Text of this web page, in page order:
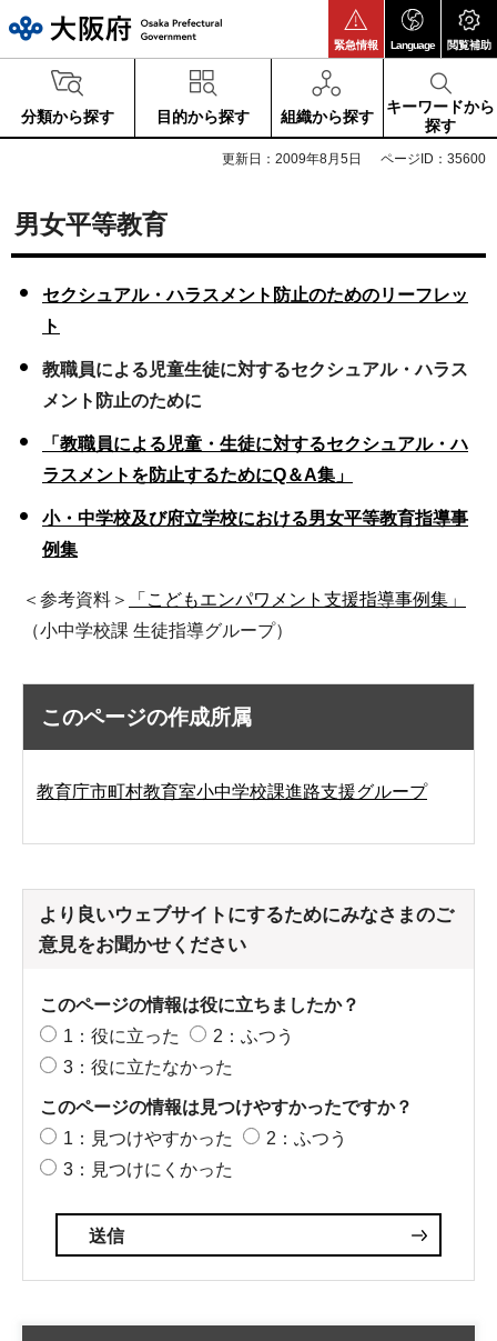
緊急情報 Language 閲覧補助
分類から探す 目的から探す 組織から探す
キーワードから
探す
更新日：2009年8月5日 ページID：35600
男女平等教育
セクシュアル・ハラスメント防止のためのリーフレッ
ト
教職員による児童生徒に対するセクシュアル・ハラス
メント防止のために
「教職員による児童・生徒に対するセクシュアル・ハ
ラスメントを防止するためにQ＆A集」
小・中学校及び府立学校における男女平等教育指導事
例集
＜参考資料＞
「こどもエンパワメント支援指導事例集」
（小中学校課 生徒指導グループ）
このページの作成所属
教育庁市町村教育室小中学校課進路支援グループ
より良いウェブサイトにするためにみなさまのご
意見をお聞かせください
このページの情報は役に立ちましたか？
1：役に立った
2：ふつう
3：役に立たなかった
このページの情報は見つけやすかったですか？
1：見つけやすかった
2：ふつう
3：見つけにくかった